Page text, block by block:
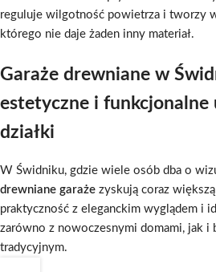
reguluje wilgotność powietrza i tworzy
którego nie daje żaden inny materiał.
Garaże drewniane w
estetyczne i funkcjonalne
działki
W Świdniku, gdzie wiele osób dba o
drewniane garaże zyskują coraz
praktyczność z eleganckim wyglądem i
zarówno z nowoczesnymi domami, jak i
tradycyjnym.